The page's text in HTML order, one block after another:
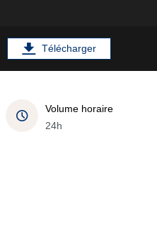
Télécharger
Volume horaire
24h